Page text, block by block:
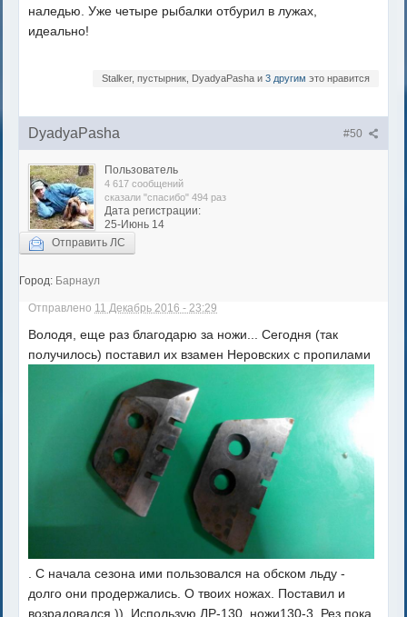
наледью. Уже четыре рыбалки отбурил в лужах,
идеально!
Stalker, пустырник, DyadyaPasha и 3 другим это нравится
#50
DyadyaPasha
Пользователь
4 617 сообщений
сказали "спасибо" 494 раз
Дата регистрации:
25-Июнь 14
Отправить ЛС
Город: Барнаул
Отправлено 11 Декабрь 2016 - 23:29
Володя, еще раз благодарю за ножи... Сегодня (так
получилось) поставил их взамен Неровских с пропилами
. С начала сезона ими пользовался на обском льду -
долго они продержались. О твоих ножах. Поставил и
возрадовался )). Использую ЛР-130, ножи130-3. Рез пока